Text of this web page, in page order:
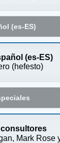
(es-ES)
(es-ES)
(hefesto)
Mark